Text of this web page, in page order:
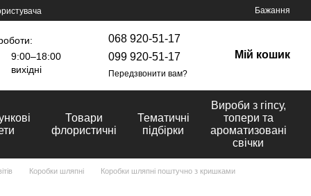
Бажання
9:00–18:00
вихідні
068 920-51-17
099 920-51-17
Передзвонити вам?
Мій кошик
Товари
флористичні
Тематичні
підбірки
Вироби з гіпсу,
топери та
ароматизовані
свічки
Коробки шляпні
Коробки шляпні поштучно з кришками